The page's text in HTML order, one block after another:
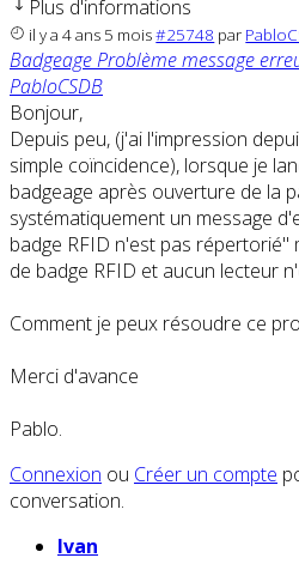
Plus d'informations
il y a 4 ans 5 mois#25748 par
Badgeage Problème message
PabloCSDB
Bonjour,
Depuis peu, (j'ai l'impression
simple coïncidence), lorsque je
badgeage après ouverture de la
systématiquement un message
badge RFID n'est pas répertorié"
de badge RFID et aucun lecteur
Comment je peux résoudre ce
Merci d'avance
Pablo.
Connexion ou Créer un compte
conversation.
Ivan